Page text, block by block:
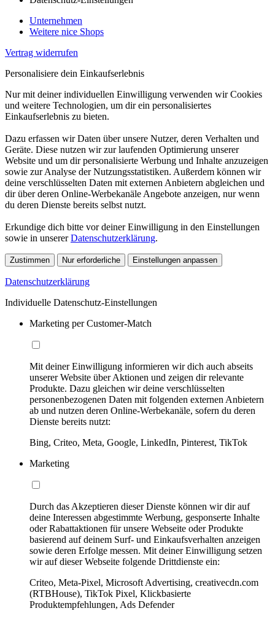
Unternehmen
Weitere nice Shops
Vertrag widerrufen
Personalisiere dein Einkaufserlebnis
Nur mit deiner individuellen Einwilligung verwenden wir Cookies
und weitere Technologien, um dir ein personalisiertes
Einkaufserlebnis zu bieten.
Dazu erfassen wir Daten über unsere Nutzer, deren Verhalten und
Geräte. Diese nutzen wir zur laufenden Optimierung unserer
Website und um dir personalisierte Werbung und Inhalte anzuzeigen
sowie zur Analyse der Nutzungsstatistiken. Außerdem können wir
deine verschlüsselten Daten mit externen Anbietern abgleichen und
dir über deren Online-Werbekanäle Angebote anzeigen, nur wenn
du deren Dienste bereits selbst nutzt.
Erkundige dich bitte vor deiner Einwilligung in den Einstellungen
sowie in unsererDatenschutzerklärung.
Zustimmen Nur erforderliche Einstellungen anpassen
Datenschutzerklärung
Individuelle Datenschutz-Einstellungen
Marketing per Customer-Match
Mit deiner Einwilligung informieren wir dich auch abseits
unserer Website über Aktionen und zeigen dir relevante
Produkte. Dazu gleichen wir deine verschlüsselten
personenbezogenen Daten mit folgenden externen Anbietern
ab und nutzen deren Online-Werbekanäle, sofern du deren
Dienste bereits nutzt:
Bing, Criteo, Meta, Google, LinkedIn, Pinterest, TikTok
Marketing
Durch das Akzeptieren dieser Dienste können wir dir auf
deine Interessen abgestimmte Werbung, gesponserte Inhalte
oder Rabattaktionen für unsere Webseite oder Produkte
basierend auf deinem Surf- und Einkaufsverhalten anzeigen
sowie deren Erfolge messen. Mit deiner Einwilligung setzen
wir auf dieser Webseite folgende Drittdienste ein:
Criteo, Meta-Pixel, Microsoft Advertising, creativecdn.com
(RTBHouse), TikTok Pixel, Klickbasierte
Produktempfehlungen, Ads Defender